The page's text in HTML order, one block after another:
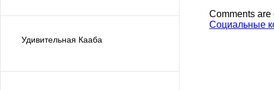
Удивительная Кааба
Comments are
Социальные